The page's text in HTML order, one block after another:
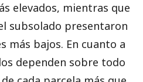
elevados, mientras que
subsolado presentaron
más bajos. En cuanto a
dependen sobre todo